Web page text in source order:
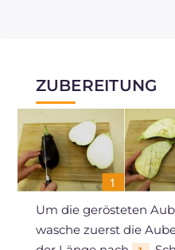
ZUBEREITUNG
Um die gerösteten
wasche zuerst die